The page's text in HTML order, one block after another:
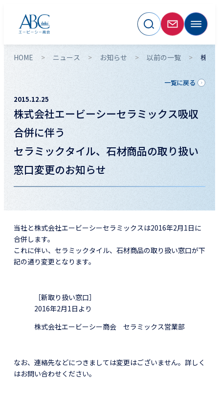
HOME ニュース お知らせ 以前の一覧 株式
2015.12.25
株式会社エービーシーセラミックス吸収
合併に伴う
セラミックタイル、石材商品の取り扱い
窓口変更のお知らせ
一覧に戻る
当社と株式会社エービーシーセラミックスは2016年2月1日に
合併します。
これに伴い、セラミックタイル、石材商品の取り扱い窓口が下
記の通り変更となります。
［新取り扱い窓口］
2016年2月1日より
株式会社エービーシー商会 セラミックス営業部
なお、連絡先などにつきましては変更はございません。詳しく
はお問い合わせください。